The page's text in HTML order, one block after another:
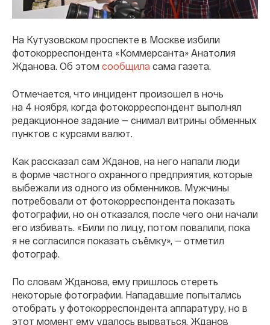
На Кутузовском проспекте в Москве избили
фотокорреспондента «Коммерсанта» Анатолия
Жданова. Об этом сообщила сама газета.
Отмечается, что инцидент произошел в ночь
на 4 ноября, когда фотокорреспондент выполнял
редакционное задание — снимал витрины обменных
пунктов с курсами валют.
Как рассказал сам Жданов, на него напали люди
в форме частного охранного предприятия, которые
выбежали из одного из обменников. Мужчины
потребовали от фотокорреспондента показать
фотографии, но он отказался, после чего они начали
его избивать. «Били по лицу, потом повалили, пока
я не согласился показать съёмку», — отметил
фотограф.
По словам Жданова, ему пришлось стереть
некоторые фотографии. Нападавшие попытались
отобрать у фотокорреспондента аппаратуру, но в
этот момент ему удалось вырваться. Жданов